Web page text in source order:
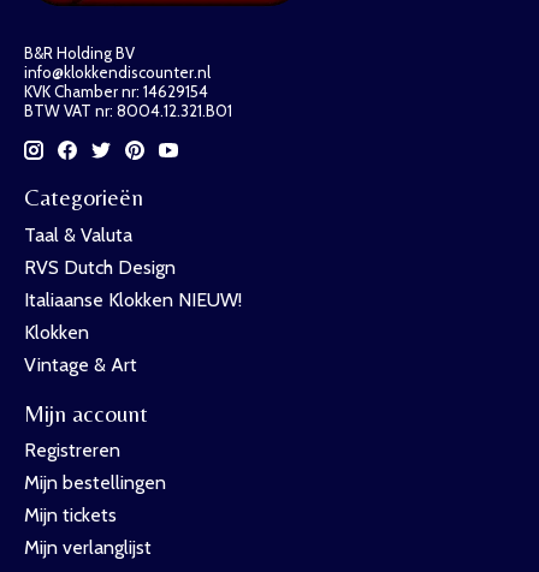
B&R Holding BV
info@klokkendiscounter.nl
KVK Chamber nr: 14629154
BTW VAT nr: 8004.12.321.B01
Categorieën
Taal & Valuta
RVS Dutch Design
Italiaanse Klokken NIEUW!
Klokken
Vintage & Art
Mijn account
Registreren
Mijn bestellingen
Mijn tickets
Mijn verlanglijst